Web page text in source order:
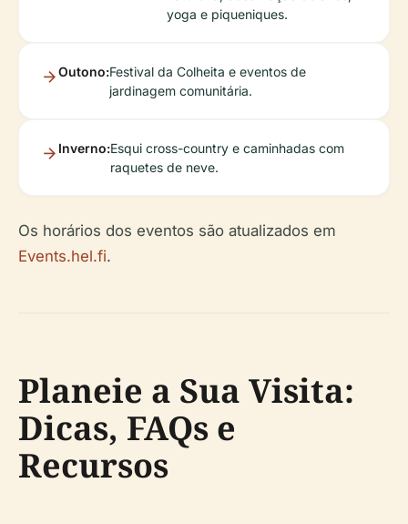
yoga e piqueniques.
Outono:Festival da Colheita e eventos de
jardinagem comunitária.
Inverno:Esqui cross-country e caminhadas com
raquetes de neve.
Os horários dos eventos são atualizados em
Events.hel.fi.
Planeie a Sua Visita:
Dicas, FAQs e
Recursos